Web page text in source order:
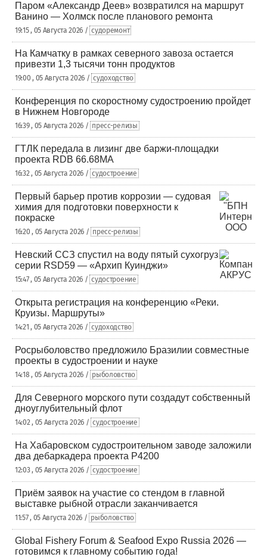
Паром «Александр Деев» возвратился на маршрут
Ванино — Холмск после планового ремонта
19:15 , 05 Августа 2026 / судоремонт
На Камчатку в рамках северного завоза остается
привезти 1,3 тысячи тонн продуктов
19:00 , 05 Августа 2026 / судоходство
Конференция по скоростному судостроению пройдет
в Нижнем Новгороде
16:39 , 05 Августа 2026 / пресс-релизы
ГТЛК передала в лизинг две баржи-площадки
проекта RDB 66.68МА
16:32 , 05 Августа 2026 / судостроение
Первый барьер против коррозии — судовая
химия для подготовки поверхности к
покраске
16:20 , 05 Августа 2026 / пресс-релизы
Невский ССЗ спустил на воду пятый сухогруз
серии RSD59 — «Архип Куинджи»
15:47 , 05 Августа 2026 / судостроение
Открыта регистрация на конференцию «Реки.
Круизы. Маршруты»
14:21 , 05 Августа 2026 / судоходство
Росрыболовство предложило Бразилии совместные
проекты в судостроении и науке
14:18 , 05 Августа 2026 / рыболовство
Для Северного морского пути создадут собственный
дноуглубительный флот
14:02 , 05 Августа 2026 / судостроение
На Хабаровском судостроительном заводе заложили
два дебаркадера проекта Р4200
12:03 , 05 Августа 2026 / судостроение
Приём заявок на участие со стендом в главной
выставке рыбной отрасли заканчивается
11:57 , 05 Августа 2026 / рыболовство
Global Fishery Forum & Seafood Expo Russia 2026 —
готовимся к главному событию года!